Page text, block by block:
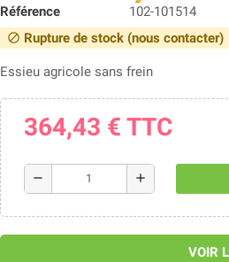
Référence 102-101514
block Rupture de stock (nous contacter)
Essieu agricole sans frein
364,43 € TTC
remove add
VOIR